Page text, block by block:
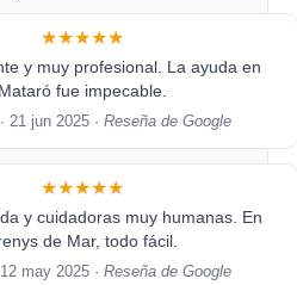
★★★★★
y muy profesional. La ayuda en
Mataró fue impecable.
· 21 jun 2025 ·Reseña de Google
★★★★★
y cuidadoras muy humanas. En
de Mar, todo fácil.
12 may 2025 ·Reseña de Google